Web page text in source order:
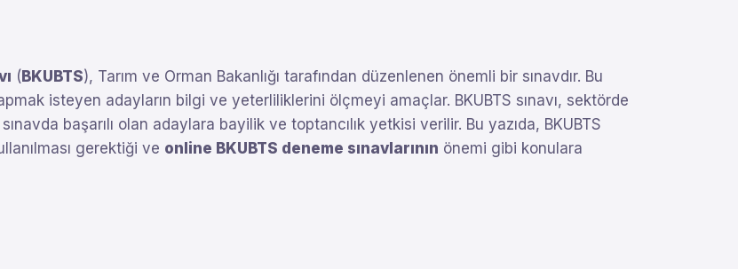
( BKUBTS), Tarım ve Orman Bakanlığı tarafından düzenlenen önemli bir sınavdır. Bu
isteyen adayların bilgi ve yeterliliklerini ölçmeyi amaçlar. BKUBTS sınavı, sektörde
başarılı olan adaylara bayilik ve toptancılık yetkisi verilir. Bu yazıda, BKUBTS
gerektiği ve online BKUBTS deneme sınavlarının önemi gibi konulara